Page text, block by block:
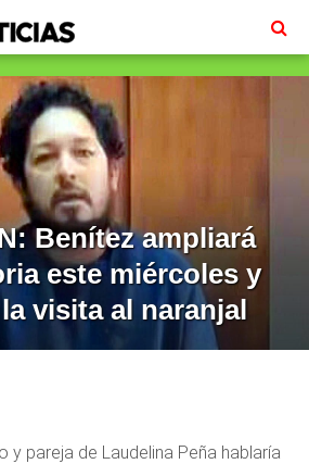
Benítez ampliará
este miércoles y
visita al naranjal
y pareja de Laudelina Peña hablaría